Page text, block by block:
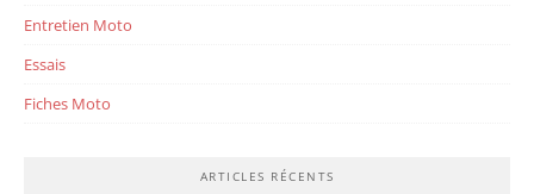
Entretien Moto
Essais
Fiches Moto
ARTICLES RÉCENTS